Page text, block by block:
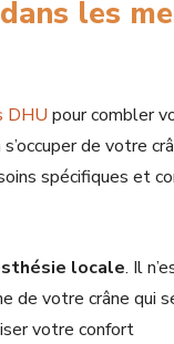
les
DHU pour combler
de votre
spécifiques et
locale. Il
votre crâne qui
votre confort